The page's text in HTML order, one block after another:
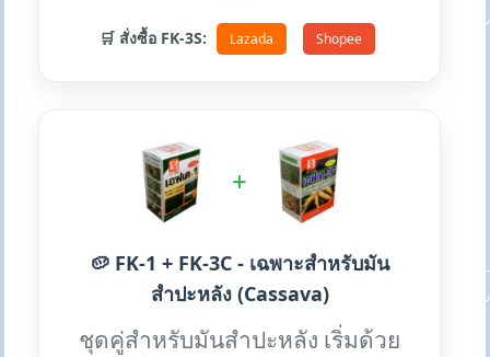
🛒 สั่งซื้อ FK-3S: Lazada Shopee
+
🥔 FK-1 + FK-3C - เฉพาะสำหรับมัน
สำปะหลัง (Cassava)
ชุดคู่สำหรับมันสำปะหลัง เริ่มด้วย